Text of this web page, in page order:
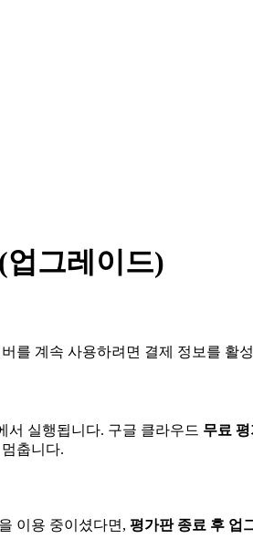
그레이드)
를 계속 사용하려면 결제 정보를
서 실행됩니다. 구글 클라우드 무료
춥니다.
이용 중이셨다면, 평가판 종료 후 업